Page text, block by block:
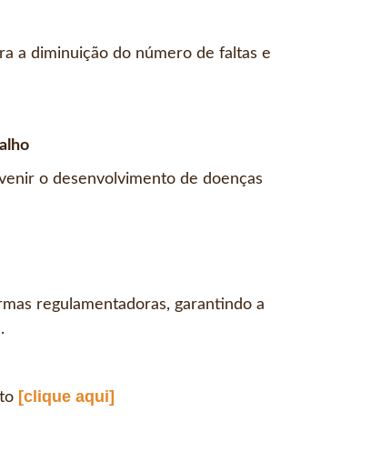
a diminuição do número de faltas e
o desenvolvimento de doenças
regulamentadoras, garantindo a
[clique aqui]